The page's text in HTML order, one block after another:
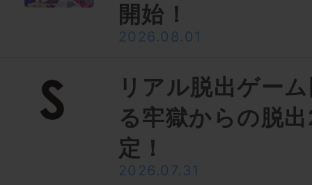
開始！
2026.08.01
リアル脱出ゲー
る牢獄からの脱
定！
2026.07.31